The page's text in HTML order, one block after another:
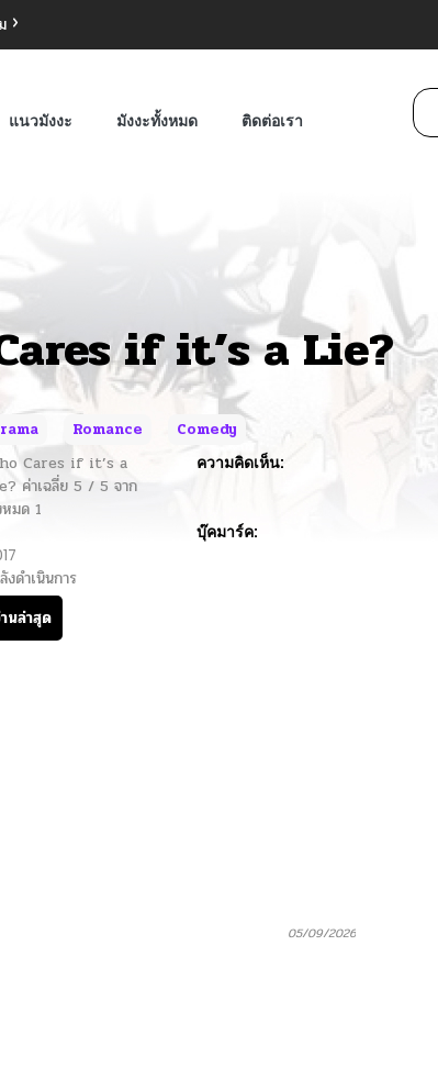
แนวมังงะ มังงะทั้งหมด ติดต่อเรา
if it’s a Lie?
Romance
Comedy
Cares if it’s a
ค่าเฉลี่ย 5 / 5 จาก
มด 1
ความคิดเห็น:
บุ๊คมาร์ค:
งดำเนินการ
นล่าสุด
05/09/2026